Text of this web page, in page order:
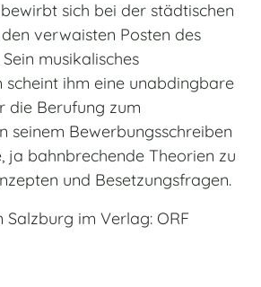
sich bei der städtischen
verwaisten Posten des
musikalisches
ihm eine unabdingbare
die Berufung zum
seinem Bewerbungsschreiben
ja bahnbrechende Theorien zu
und Besetzungsfragen.
Salzburg im Verlag: ORF